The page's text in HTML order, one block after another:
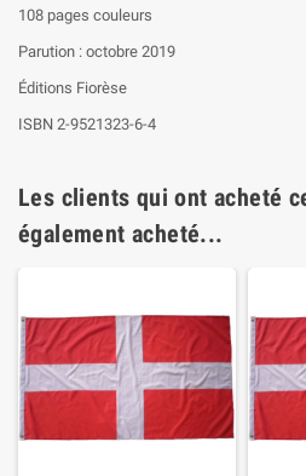
108 pages couleurs
Parution : octobre 2019
Éditions Fiorèse
ISBN 2-9521323-6-4
Les clients qui ont acheté
également acheté...